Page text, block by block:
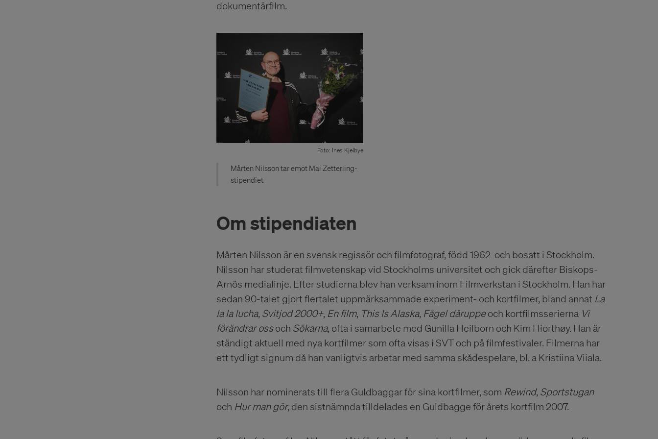
dokumentärfilm.
Foto: Ines Kjelbye
Mårten Nilsson tar emot Mai Zetterling-
stipendiet
Om stipendiaten
Mårten Nilsson är en svensk regissör och filmfotograf, född 1962 och bosatt i Stockholm.
Nilsson har studerat filmvetenskap vid Stockholms universitet och gick därefter Biskops-
Arnös medialinje. Efter studierna blev han verksam inom Filmverkstan i Stockholm. Han har
sedan 90-talet gjort flertalet uppmärksammade experiment- och kortfilmer, bland annat La
la la lucha, Svitjod 2000+, En film, This Is Alaska, Fågel däruppeoch kortfilmsserierna Vi
förändrar ossoch Sökarna, ofta i samarbete med Gunilla Heilborn och Kim Hiorthøy. Han är
ständigt aktuell med nya kortfilmer som ofta visas i SVT och på filmfestivaler. Filmerna har
ett tydligt signum då han vanligtvis arbetar med samma skådespelare, bl. a Kristiina Viiala.
Nilsson har nominerats till flera Guldbaggar för sina kortfilmer, som Rewind, Sportstugan
och Hur man gör, den sistnämnda tilldelades en Guldbagge för årets kortfilm 2007.